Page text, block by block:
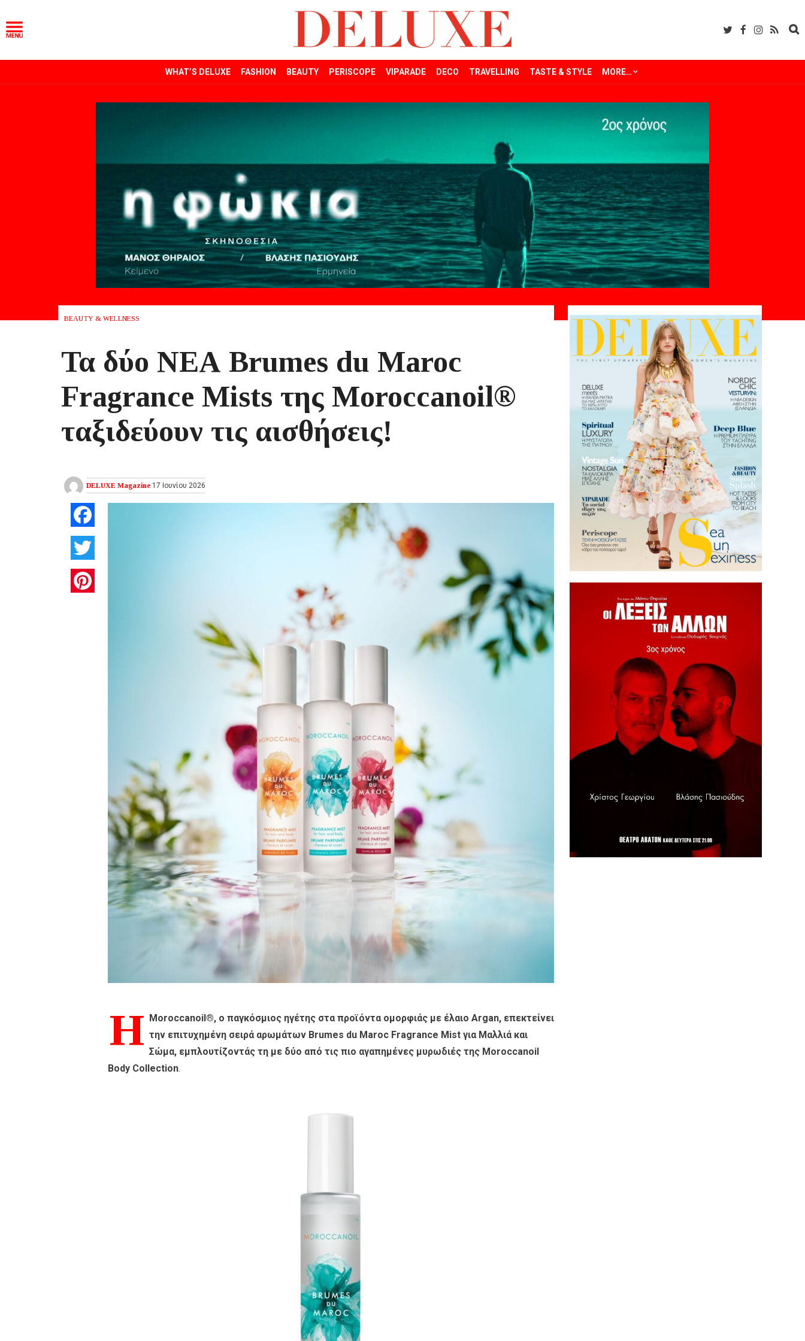
WHAT’S DELUXE FASHION BEAUTY PERISCOPE VIPARADE DECO TRAVELLING TASTE & STYLE MORE…
BEAUTY & WELLNESS
Τα δύο ΝΕΑ Brumes du Maroc
Fragrance Mists της Moroccanoil®
ταξιδεύουν τις αισθήσεις!
DELUXE Magazine 17 Ιουνίου 2026
Η
Moroccanoil®, ο παγκόσμιος ηγέτης στα προϊόντα ομορφιάς με έλαιο Argan, επεκτείνει
την επιτυχημένη σειρά αρωμάτων Brumes du Maroc Fragrance Mist για Μαλλιά και
Σώμα, εμπλουτίζοντάς τη με δύο από τις πιο αγαπημένες μυρωδιές της Moroccanoil
Body Collection.